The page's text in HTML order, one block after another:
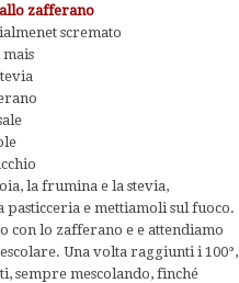
zafferano
scremato
la frumina e la stevia,
e mettiamoli sul fuoco.
con lo zafferano e e attendiamo
Una volta raggiunti i 100°,
sempre mescolando, finché